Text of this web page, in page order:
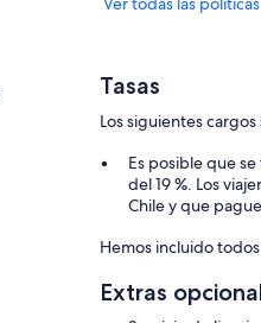
Tasas
Los siguientes
Es posible que
del 19 %. Los
Chile y que
Hemos incluido
Extras